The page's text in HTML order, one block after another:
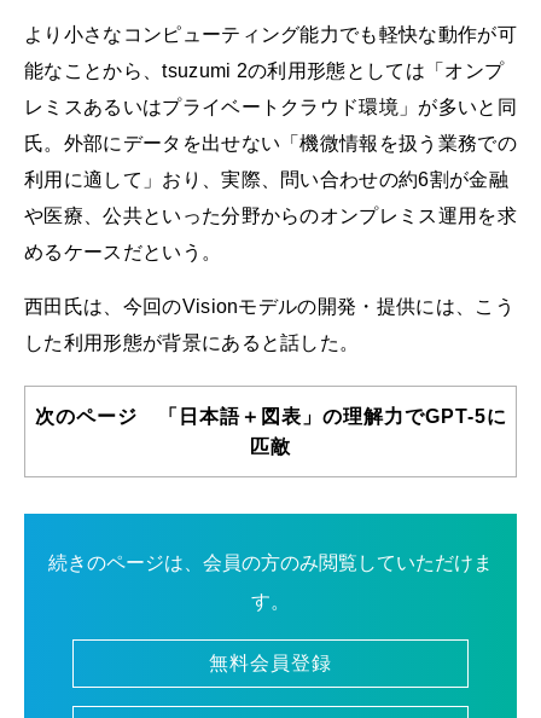
より小さなコンピューティング能力でも軽快な動作が可
能なことから、tsuzumi 2の利用形態としては「オンプ
レミスあるいはプライベートクラウド環境」が多いと同
氏。外部にデータを出せない「機微情報を扱う業務での
利用に適して」おり、実際、問い合わせの約6割が金融
や医療、公共といった分野からのオンプレミス運用を求
めるケースだという。
西田氏は、今回のVisionモデルの開発・提供には、こう
した利用形態が背景にあると話した。
次のページ 「日本語＋図表」の理解力でGPT-5に
匹敵
続きのページは、会員の方のみ閲覧していただけま
す。
無料会員登録